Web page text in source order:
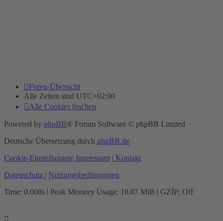
Foren-Übersicht
Alle Zeiten sind UTC+02:00
Alle Cookies löschen
Powered by phpBB® Forum Software © phpBB Limited
Deutsche Übersetzung durch phpBB.de
Cookie-Einstellungen| Impressum | Kontakt
Datenschutz | Nutzungsbedingungen
Time: 0.008s | Peak Memory Usage: 10.07 MiB | GZIP: Off